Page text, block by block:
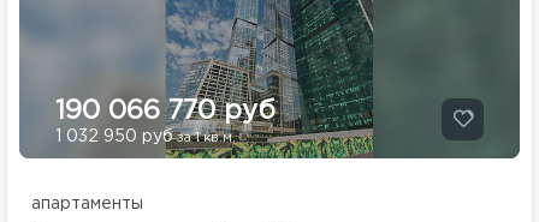
190 066 770 руб
1 032 950 рубза 1 кв.м.
апартаменты